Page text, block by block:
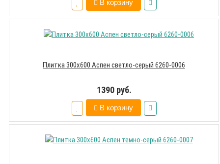
В корзину
Плитка 300х600 Аспен светло-серый 6260-0006
1390 руб.
В корзину